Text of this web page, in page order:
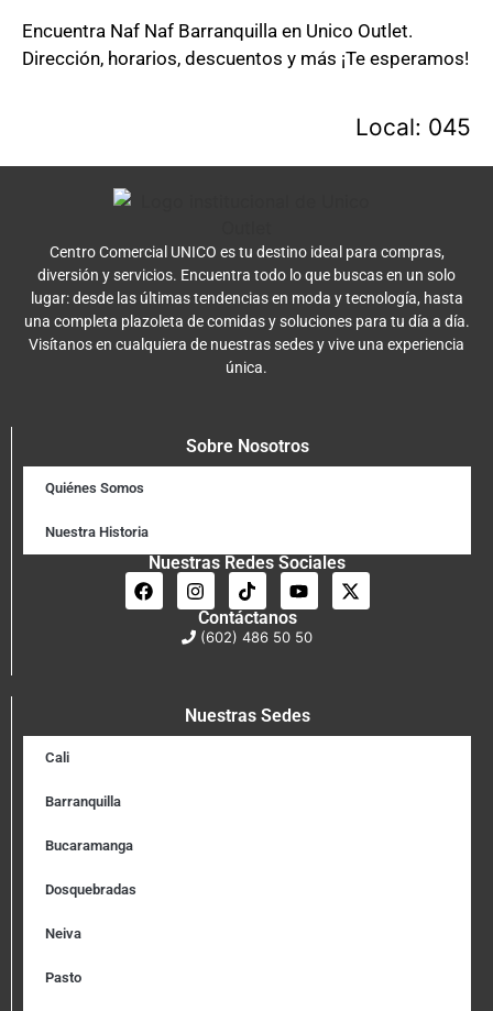
Encuentra Naf Naf Barranquilla en Unico Outlet.
Dirección, horarios, descuentos y más ¡Te esperamos!
Local: 045
Centro Comercial UNICO es tu destino ideal para compras,
diversión y servicios. Encuentra todo lo que buscas en un solo
lugar: desde las últimas tendencias en moda y tecnología, hasta
una completa plazoleta de comidas y soluciones para tu día a día.
Visítanos en cualquiera de nuestras sedes y vive una experiencia
única.
Sobre Nosotros
Quiénes Somos
Nuestra Historia
Nuestras Redes Sociales
Contáctanos
(602) 486 50 50
Nuestras Sedes
Cali
Barranquilla
Bucaramanga
Dosquebradas
Neiva
Pasto